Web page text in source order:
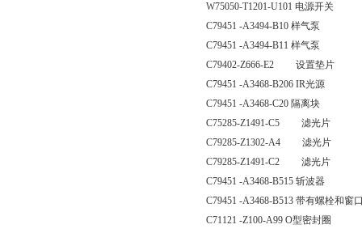
W75050-T1201-U101 电源开关
C79451 -A3494-B10 样气泵
C79451 -A3494-B11 样气泵
C79402-Z666-E2 设置垫片
C79451 -A3468-B206 IR光源
C79451 -A3468-C20 隔离块
C75285-Z1491-C5 滤光片
C79285-Z1302-A4 滤光片
C79285-Z1491-C2 滤光片
C79451 -A3468-B515 斩波器
C79451 -A3468-B513 带有螺栓和窗
C71121 -Z100-A99 O型密封圈